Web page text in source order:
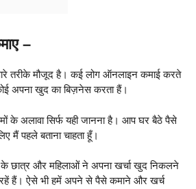
–
तरीके मौजूद है। कई लोग ऑनलाइन कमाई करते
अपना खुद का बिज़नेस करता हैं।
के अलावा सिर्फ यही जानना है। आप घर बैठे पैसे
पहले बताना चाहता हूँ।
के छात्र और महिलाओं ने अपना खर्चा खुद निकलने
रहें हैं। ऐसे भी हमें अपने से पैसे कमाने और खर्च